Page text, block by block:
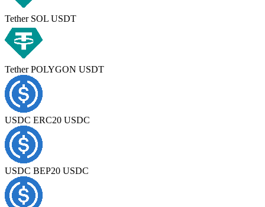
Tether SOL USDT
Tether POLYGON USDT
USDC ERC20 USDC
USDC BEP20 USDC